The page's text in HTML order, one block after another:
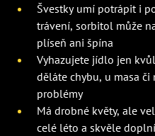
Švestky umí potrápit i
trávení, sorbitol může
plíseň ani špína
Vyhazujete jídlo jen
děláte chybu, u masa
problémy
Má drobné květy, ale
celé léto a skvěle